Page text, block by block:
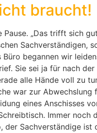
braucht!
„Das trifft sich
Sachverständigen,
Büro begannen wir
Sie sei ja für nach der
alle Hände voll zu
war zur Abwechslung
eines Anschisses
Immer noch
Sachverständige ist